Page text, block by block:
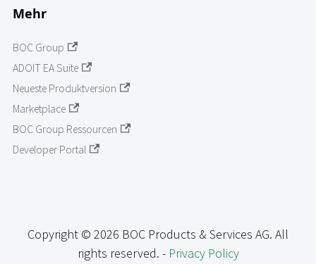
Mehr
BOC Group
ADOIT EA Suite
Neueste Produktversion
Marketplace
BOC Group Ressourcen
Developer Portal
Copyright © 2026 BOC Products & Services AG. All
rights reserved. - Privacy Policy